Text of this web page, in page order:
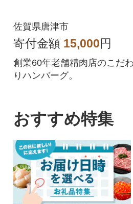
佐賀県唐津市
寄付金額 15,000円
創業60年老舗精肉店のこだわ
りハンバーグ。
おすすめ特集